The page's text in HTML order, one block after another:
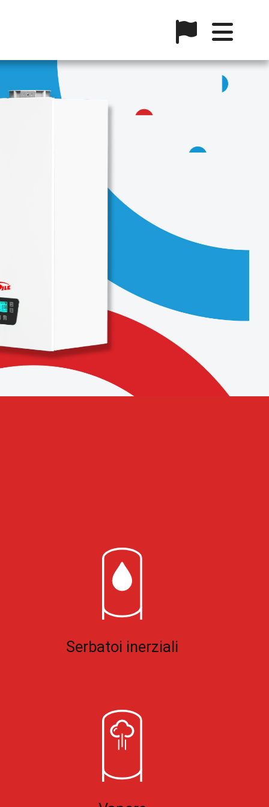
Serbatoi inerziali